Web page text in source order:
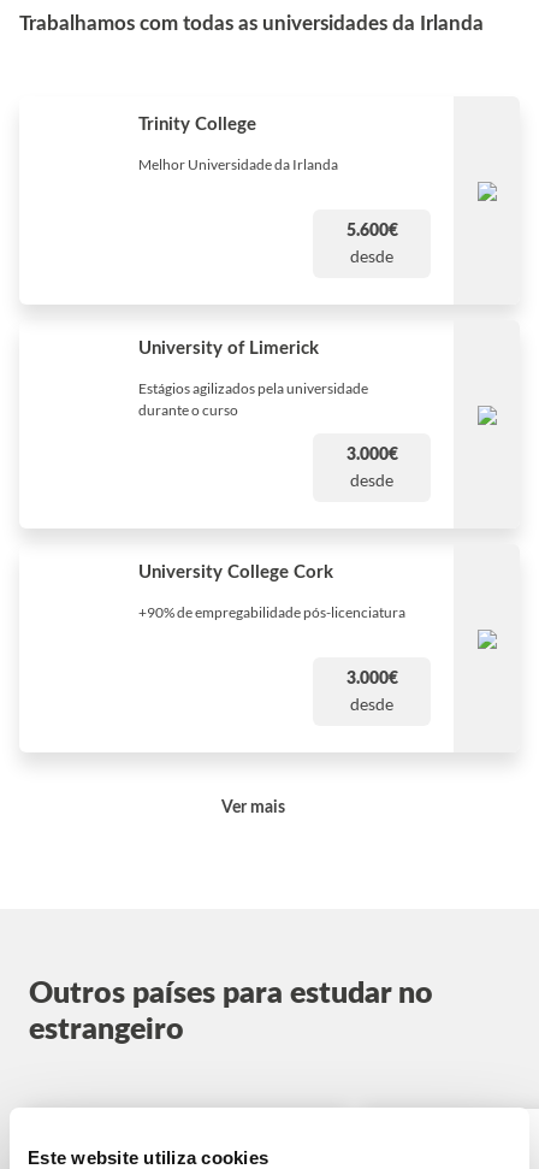
Este website utiliza cookies
Trabalhamos com todas as universidades da Irlanda
Trinity College
Melhor Universidade da Irlanda
5.600€
desde
University of Limerick
Estágios agilizados pela universidade
durante o curso
3.000€
desde
University College Cork
+90% de empregabilidade pós-licenciatura
3.000€
desde
Ver mais
Outros países para estudar no
estrangeiro